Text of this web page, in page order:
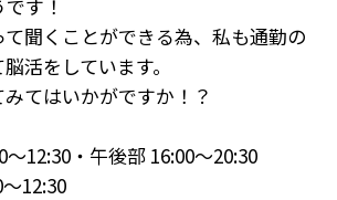
す！
聞くことができる為、私も通勤の
活をしています。
てはいかがですか！？
～12:30 ・午後部 16:00～20:30
～12:30